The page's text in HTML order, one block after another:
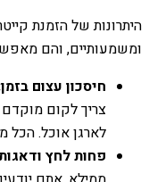
היתרונות של הזמנת
ומשמעותיים, והם
חיסכון עצום
צריך לקום מוקדם
לארגן אוכל. הכל
פחות לחץ